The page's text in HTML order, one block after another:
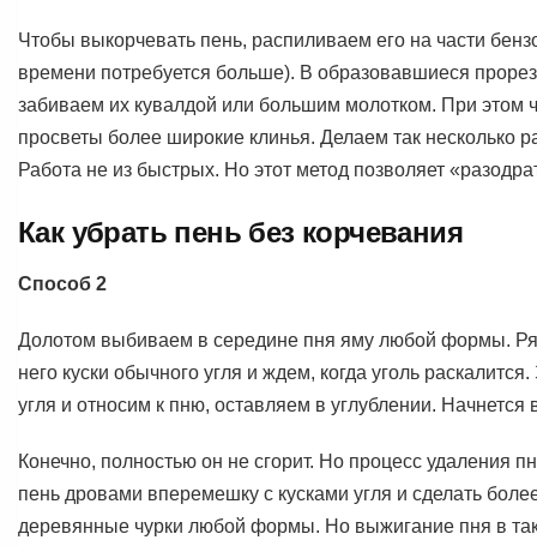
Чтобы выкорчевать пень, распиливаем его на части
времени потребуется больше). В образовавшиеся
забиваем их кувалдой или большим молотком. При этом
просветы более широкие клинья. Делаем так несколько
Работа не из быстрых. Но этот метод позволяет
Как убрать пень без корчевания
Способ 2
Долотом выбиваем в середине пня яму любой формы.
него куски обычного угля и ждем, когда уголь
угля и относим к пню, оставляем в углублении. Начнется
Конечно, полностью он не сгорит. Но процесс удаления
пень дровами вперемешку с кусками угля и сделать
деревянные чурки любой формы. Но выжигание пня в